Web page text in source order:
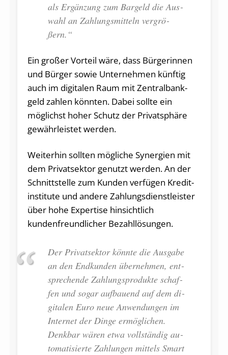
als Er­gän­zung zum Bar­geld die Aus­
wahl an Zah­lungs­mit­teln ver­grö­
ßern.“
Ein gro­ßer Vor­teil wäre, dass Bür­ge­rin­nen
und Bür­ger sowie Un­ter­neh­men künf­tig
auch im di­gi­ta­len Raum mit Zen­tral­bank­
geld zah­len könn­ten. Dabei soll­te ein
möglichst hoher Schutz der Pri­vat­sphä­re
ge­währ­leis­tet wer­den.
Wei­ter­hin soll­ten mög­li­che Syn­er­gi­en mit
dem Pri­vat­sek­tor ge­nutzt wer­den. An der
Schnitt­stel­le zum Kun­den ver­fü­gen Kre­dit­
in­sti­tu­te und an­de­re Zah­lungs­dienst­leis­ter
über hohe Ex­per­ti­se hinsichtlich
kundenfreundlicher Be­zahl­lö­sun­gen.
Der Pri­vat­sek­tor könnte die Aus­ga­be
an den End­kun­den über­neh­men, ent­
spre­chen­de Zahlungsprodukte schaf­
fen und sogar auf­bau­end auf dem di­
gi­ta­len Euro neue Anwendungen im
In­ter­net der Dinge er­mög­li­chen.
Denk­bar wären etwa voll­stän­dig au­
to­ma­ti­sier­te Zah­lun­gen mittels Smart